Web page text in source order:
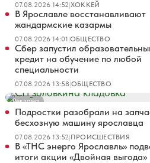
07.08.2026 14:52|ХОККЕЙ
В Ярославле восстанавливают
жандармские казармы
07.08.2026 14:01|ОБЩЕСТВО
Сбер запустил
кредит на обучение по любой
специальности
07.08.2026 13:58|ОБЩЕСТВО
Реклама
Подростки разобрали на
бесхозную машину ярославца
07.08.2026 13:52|ПРОИСШЕСТВИЯ
В «ТНС энерго Ярославль»
итоги акции «Двойная выгода»